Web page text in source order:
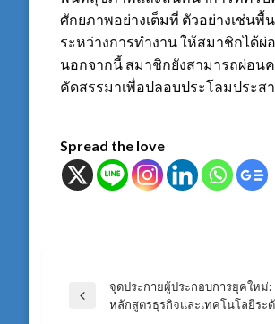
ศักยภาพอย่างเต็มที่ ตัวอย่างเช่นพื้
ระหว่างการทำงาน ให้สมาชิกได้
นอกจากนี้ สมาชิกยังสามารถผ่อน
คัดสรรมาเพื่อปลอบประโลมประ
Spread the love
แนะแนว
Previous
จุดประกายผู้ประกอบการยุคใหม่:
หลักสูตรธุรกิจและเทคโนโลยีระ